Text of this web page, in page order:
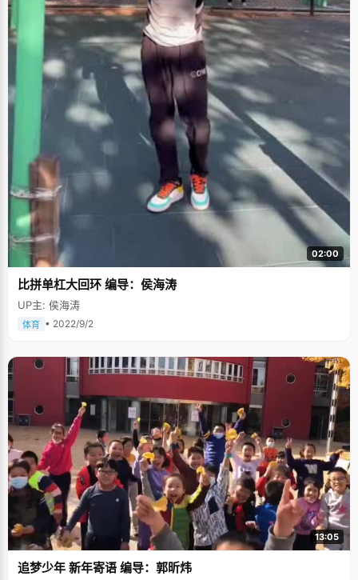
02:00
比拼单杠大回环 编导：侯海涛
UP主: 侯海涛
体育 • 2022/9/2
13:05
追梦少年 新年寄语 编导：郭昕炜